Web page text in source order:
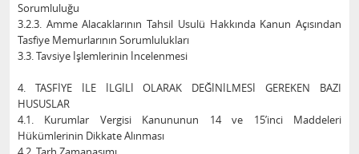
Sorumluluğu
3.2.3. Amme Alacaklarının Tahsil Usulü Hakkında Kanun Açısından
Tasfiye Memurlarının Sorumlulukları
3.3. Tavsiye İşlemlerinin İncelenmesi
4. TASFİYE İLE İLGİLİ OLARAK DEĞİNİLMESİ GEREKEN BAZI
HUSUSLAR
4.1. Kurumlar Vergisi Kanununun 14 ve 15’inci Maddeleri
Hükümlerinin Dikkate Alınması